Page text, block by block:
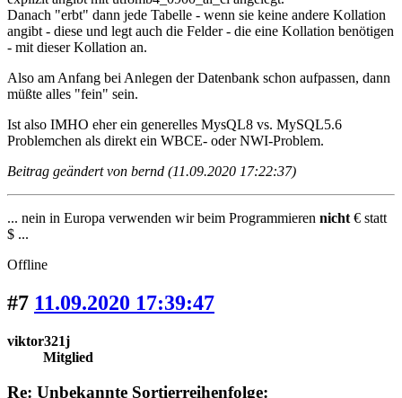
Danach "erbt" dann jede Tabelle - wenn sie keine andere Kollation
angibt - diese und legt auch die Felder - die eine Kollation benötigen
- mit dieser Kollation an.
Also am Anfang bei Anlegen der Datenbank schon aufpassen, dann
müßte alles "fein" sein.
Ist also IMHO eher ein generelles MysQL8 vs. MySQL5.6
Problemchen als direkt ein WBCE- oder NWI-Problem.
Beitrag geändert von bernd (11.09.2020 17:22:37)
... nein in Europa verwenden wir beim Programmieren nicht € statt
$ ...
Offline
#7 11.09.2020 17:39:47
viktor321j
Mitglied
Re: Unbekannte Sortierreihenfolge: